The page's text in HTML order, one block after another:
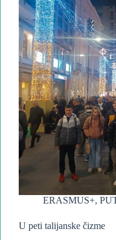
ERASMUS+,
U peti talijanske čizme